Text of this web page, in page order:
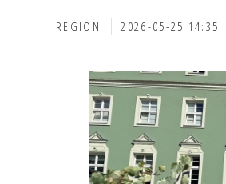
REGION 2026-05-25 14:35